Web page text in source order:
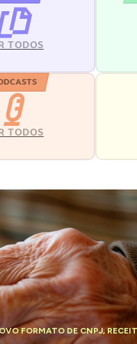
TODOS
TODOS
FORMATO DE CNPJ,